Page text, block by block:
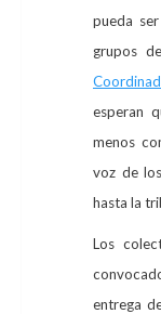
pueda
grupos
esperan
menos
voz de
hasta la
Los
entrega